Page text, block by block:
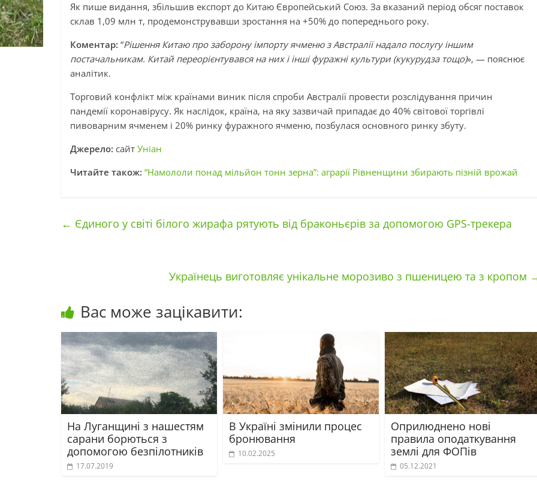
Як пише видання, збільшив експорт до Китаю Європейський Союз. За вказаний період обсяг поставок
склав 1,09 млн т, продемонструвавши зростання на +50% до попереднього року.
Коментар: “Рішення Китаю про заборону імпорту ячменю з Австралії надало послугу іншим
постачальникам. Китай переорієнтувався на них і інші фуражні культури (кукурудза тощо)», — пояснює
аналітик.
Торговий конфлікт між країнами виник після спроби Австралії провести розслідування причин
пандемії коронавірусу. Як наслідок, країна, на яку зазвичай припадає до 40% світової торгівлі
пивоварним ячменем і 20% ринку фуражного ячменю, позбулася основного ринку збуту.
Джерело: сайт Уніан
Читайте також: “Намололи понад мільйон тонн зерна”: аграрії Рівненщини збирають пізній врожай
← Єдиного у світі білого жирафа рятують від браконьєрів за допомогою GPS-трекера
Українець виготовляє унікальне морозиво з пшеницею та з кропом
Вас може зацікавити:
На Луганщині з нашестям
сарани борються з
допомогою безпілотників
17.07.2019
В Україні змінили процес
бронювання
10.02.2025
Оприлюднено нові
правила оподаткування
землі для ФОПів
05.12.2021